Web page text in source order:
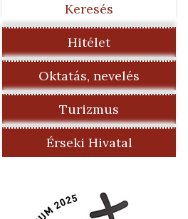
Keresés
Hitélet
Oktatás, nevelés
Turizmus
Érseki Hivatal